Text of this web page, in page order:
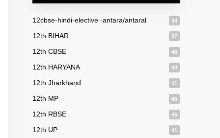
12cbse-hindi-elective -antara/antaral 34
12th BIHAR 27
12th CBSE 46
12th HARYANA 43
12th Jharkhand 41
12th MP 46
12th RBSE 45
12th UP 41